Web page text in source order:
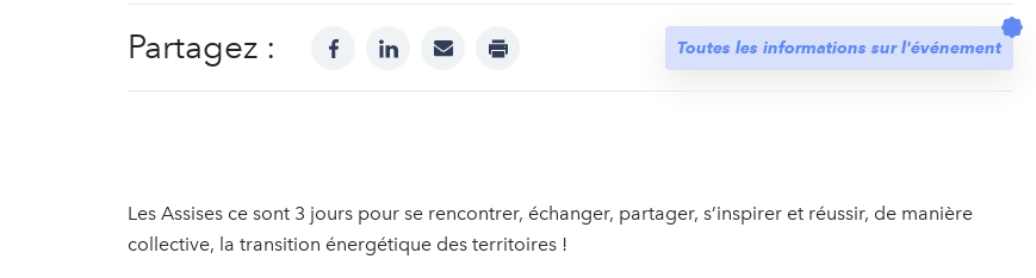
Partagez : facebooklinkedinmail print Toutes les informations sur l'événement
Les Assises ce sont 3 jours pour se rencontrer, échanger, partager, s’inspirer et réussir, de manière
collective, la transition énergétique des territoires !